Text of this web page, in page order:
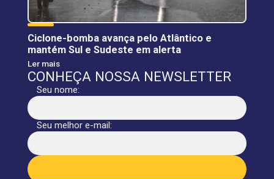
Ciclone-bomba avança pelo Atlântico e
mantém Sul e Sudeste em alerta
Ler mais
CONHEÇA NOSSA NEWSLETTER
Seu nome:
Seu melhor e-mail: